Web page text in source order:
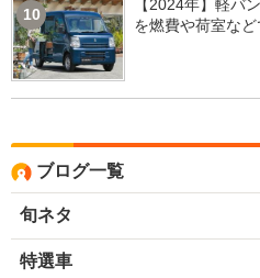
10
【2024年】軽バ
を燃費や荷室など
ブログ一覧
旬ネタ
特選車